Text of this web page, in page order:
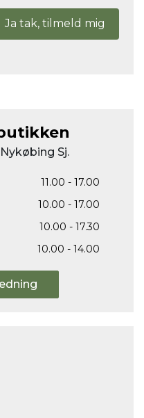
Ja tak, tilmeld mig
Sj.
11.00 - 17.00
10.00 - 17.00
10.00 - 17.30
10.00 - 14.00